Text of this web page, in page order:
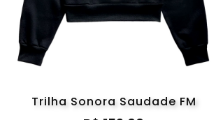
Trilha Sonora Saudade FM